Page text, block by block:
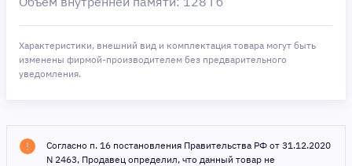
Характеристики, внешний вид и комплектация товара могут быть
изменены фирмой-производителем без предварительного
уведомления.
Согласно п. 16 постановления Правительства РФ от 31.12.2020
N 2463, Продавец определил, что данный товар не